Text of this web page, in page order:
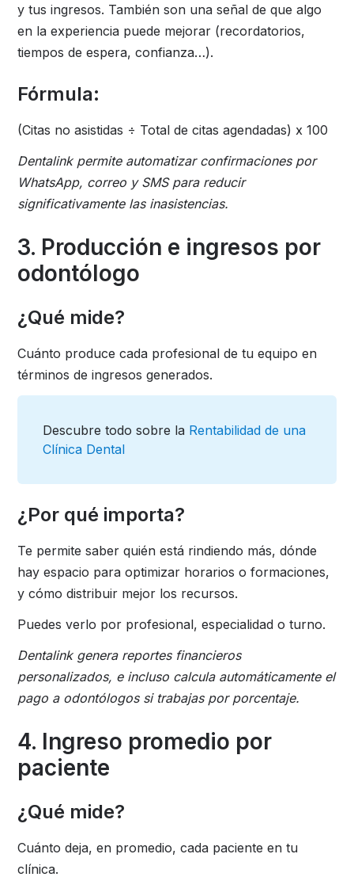
y tus ingresos. También son una señal de que algo
en la experiencia puede mejorar (recordatorios,
tiempos de espera, confianza…).
Fórmula:
(Citas no asistidas ÷ Total de citas agendadas) x 100
Dentalink permite automatizar confirmaciones por
WhatsApp, correo y SMS para reducir
significativamente las inasistencias.
3. Producción e ingresos por
odontólogo
¿Qué mide?
Cuánto produce cada profesional de tu equipo en
términos de ingresos generados.
Descubre todo sobre la Rentabilidad de una
Clínica Dental
¿Por qué importa?
Te permite saber quién está rindiendo más, dónde
hay espacio para optimizar horarios o formaciones,
y cómo distribuir mejor los recursos.
Puedes verlo por profesional, especialidad o turno.
Dentalink genera reportes financieros
personalizados, e incluso calcula automáticamente el
pago a odontólogos si trabajas por porcentaje.
4. Ingreso promedio por
paciente
¿Qué mide?
Cuánto deja, en promedio, cada paciente en tu
clínica.